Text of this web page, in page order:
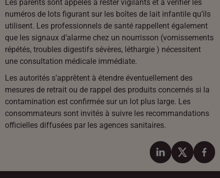
Les parents sont appelés à rester vigilants et à vérifier les
numéros de lots figurant sur les boîtes de lait infantile qu’ils
utilisent. Les professionnels de santé rappellent également
que les signaux d’alarme chez un nourrisson (vomissements
répétés, troubles digestifs sévères, léthargie ) nécessitent
une consultation médicale immédiate.
Les autorités s’apprêtent à étendre éventuellement des
mesures de retrait ou de rappel des produits concernés si la
contamination est confirmée sur un lot plus large. Les
consommateurs sont invités à suivre les recommandations
officielles diffusées par les agences sanitaires.